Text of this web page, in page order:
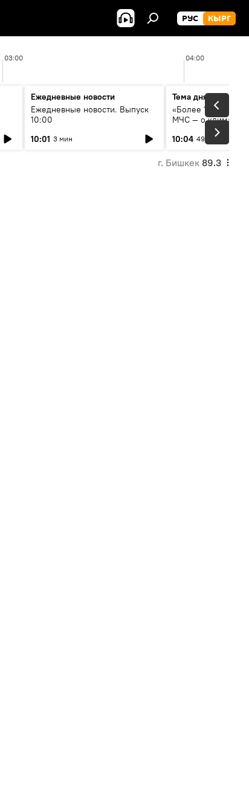
РУС КЫРГ
03:00 04:00
Ежедневные новости
Ежедневные новости. Выпуск
10:00
10:01 3 мин
Тема дня
«Более 1200 сёл в
МЧС — о климате,
системе
населения
10:04 49 мин
г. Бишкек 89.3